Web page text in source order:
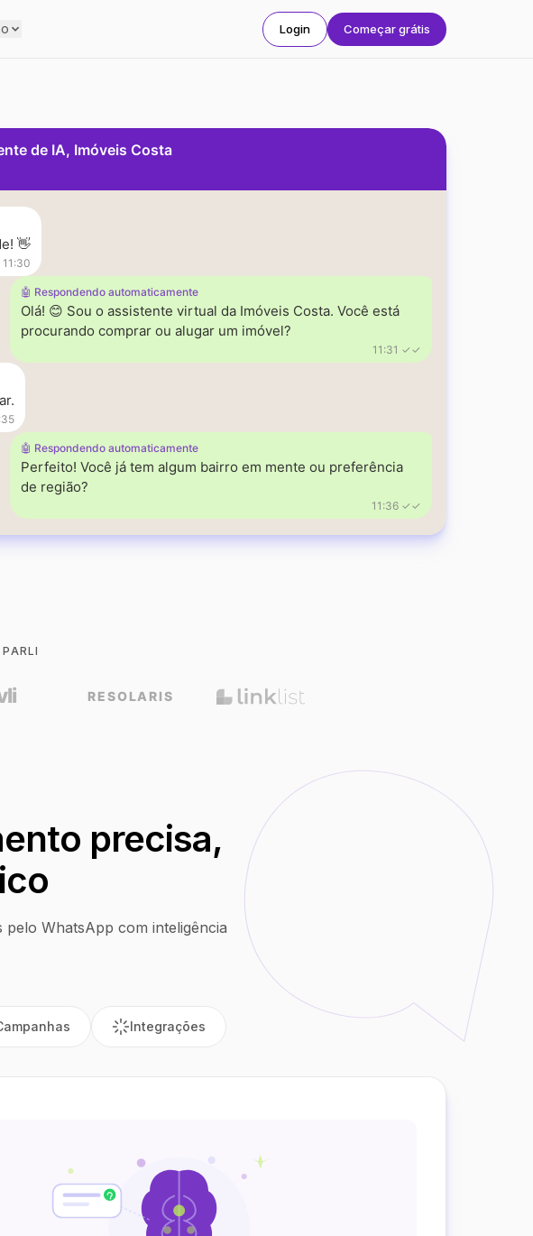
Login Começar grátis
de IA, Imóveis Costa
👋
11:30
🤖 Respondendo automaticamente
Olá! 😊 Sou o assistente virtual da Imóveis Costa. Você está
procurando comprar ou alugar um imóvel?
11:31 ✓✓
🤖 Respondendo automaticamente
Perfeito! Você já tem algum bairro em mente ou preferência
de região?
11:36 ✓✓
precisa,
WhatsApp com inteligência
Integrações